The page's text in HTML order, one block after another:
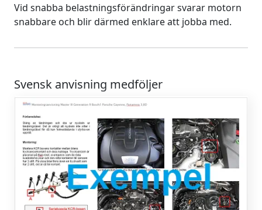
Vid snabba belastningsförändringar svarar motorn
snabbare och blir därmed enklare att jobba med.
Svensk anvisning medföljer